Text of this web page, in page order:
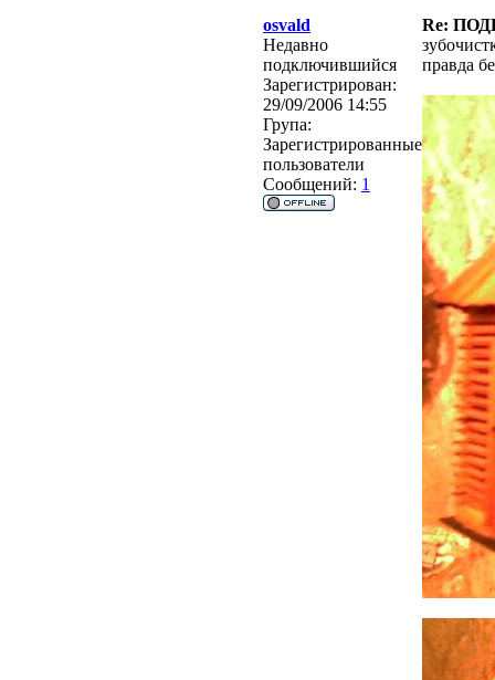
osvald
Re:
Недавно
подключившийся
Зарегистрирован:
29/09/2006 14:55
Група:
Зарегистрированные
пользователи
Сообщений: 1
правда